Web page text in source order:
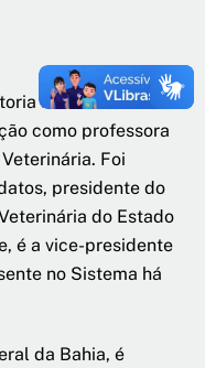
Executiva do
como professora
Foi
presidente do
do Estado
é a vice-presidente
no Sistema há
da Bahia, é